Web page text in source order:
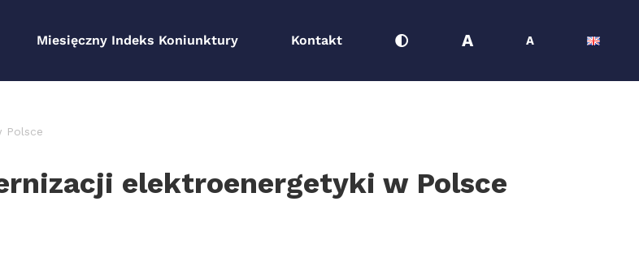
Miesięczny Indeks Koniunktury Kontakt A A
Polsce
elektroenergetyki w Polsce